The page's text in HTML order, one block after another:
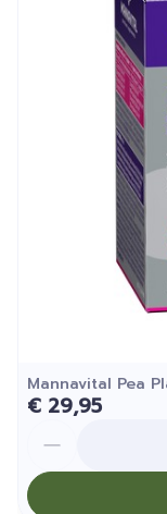
Hoeveelheid
Verpakking
Mannavital Pea
€ 29,95